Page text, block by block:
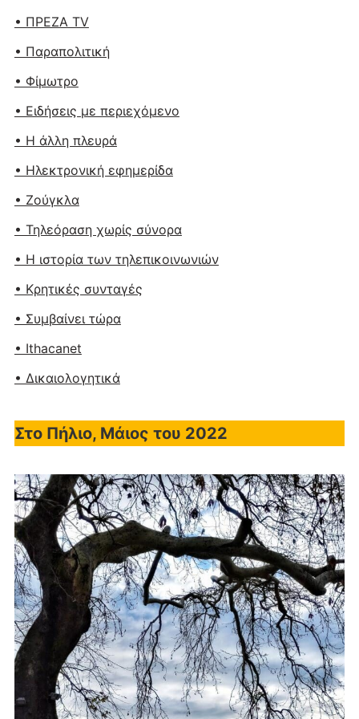
• ΠΡΕΖΑ TV
• Παραπολιτική
• Φίμωτρο
• Ειδήσεις με περιεχόμενο
• Η άλλη πλευρά
• Ηλεκτρονική εφημερίδα
• Ζούγκλα
• Τηλεόραση χωρίς σύνορα
• Η ιστορία των τηλεπικοινωνιών
• Κρητικές συνταγές
• Συμβαίνει τώρα
• Ithacanet
• Δικαιολογητικά
Στο Πήλιο, Μάιος του 2022